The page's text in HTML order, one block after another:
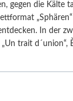
gegen die Kälte
In der
trait d´union“,